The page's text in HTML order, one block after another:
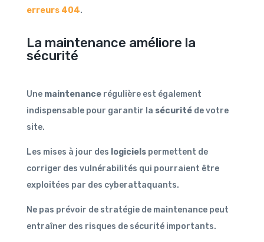
erreurs 404.
La maintenance améliore la
sécurité
Une maintenancerégulière est également
indispensable pour garantir la sécuritéde votre
site.
Les mises à jour des logicielspermettent de
corriger des vulnérabilités qui pourraient être
exploitées par des cyberattaquants.
Ne pas prévoir de stratégie de maintenance peut
entraîner des risques de sécurité importants.